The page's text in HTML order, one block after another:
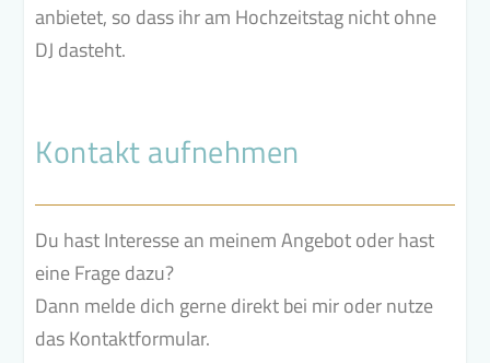
anbietet, so dass ihr am Hochzeitstag nicht ohne
DJ dasteht.
Kontakt aufnehmen
Du hast Interesse an meinem Angebot oder hast
eine Frage dazu?
Dann melde dich gerne direkt bei mir oder nutze
das Kontaktformular.